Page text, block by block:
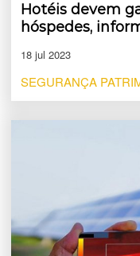
Hotéis devem
hóspedes,
18 jul 2023
SEGURANÇA